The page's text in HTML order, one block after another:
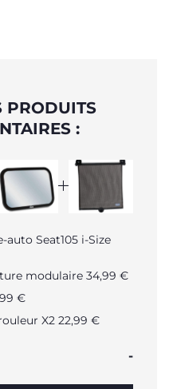
PRODUITS
:
Seat105 i-Size
modulaire 34,99 €
€
X2 22,99 €
-